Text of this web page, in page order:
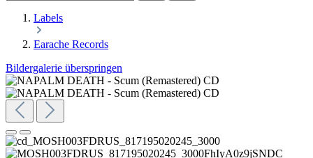
Labels
Earache Records
Bildergalerie überspringen